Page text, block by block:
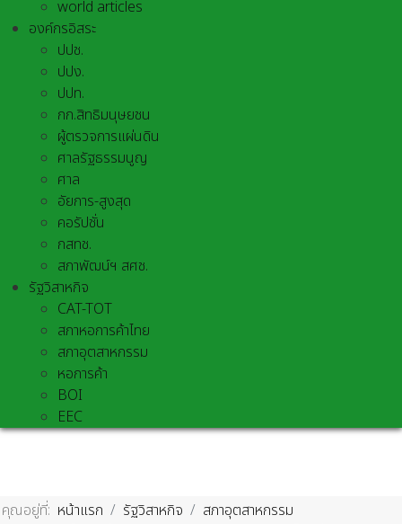
world articles
องค์กรอิสระ
ปปช.
ปปง.
ปปท.
กก.สิทธิมนุษยชน
ผู้ตรวจการแผ่นดิน
ศาลรัฐธรรมนูญ
ศาล
อัยการ-สูงสุด
คอรัปชั่น
กสทช.
สภาพัฒน์ฯ สศช.
รัฐวิสาหกิจ
CAT-TOT
สภาหอการค้าไทย
สภาอุตสาหกรรม
หอการค้า
BOI
EEC
คุณอยู่ที่: หน้าแรก รัฐวิสาหกิจ
สภาอุตสาหกรรม